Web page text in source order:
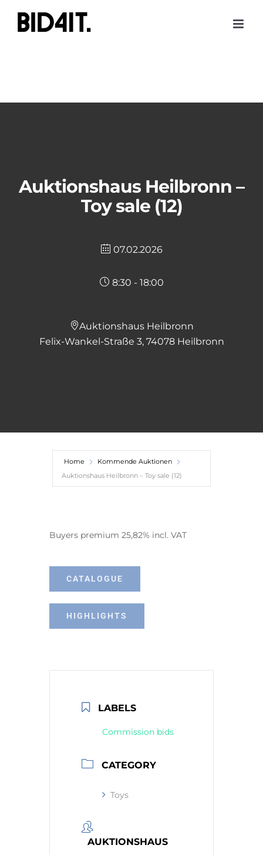
content
Auktionshaus Heilbronn –
Toy sale (12)
07.02.2026
8:30 - 18:00
Auktionshaus Heilbronn
Felix-Wankel-Straße 3, 74078 Heilbronn
Home
Kommende Auktionen
Auktionshaus Heilbronn – Toy sale (12)
Buyers premium 25,82% incl. VAT
CATALOGUE
HIGHLIGHTS
LABELS
Commission bids
CATEGORY
Toys
AUKTIONSHAUS